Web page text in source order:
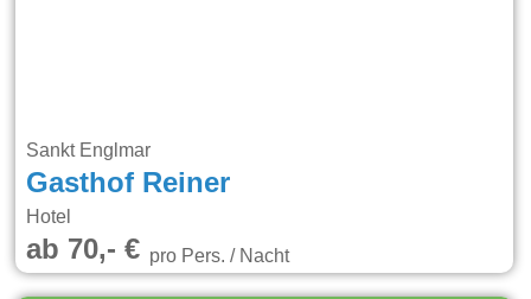
Sankt Englmar
Gasthof Reiner
Hotel
ab 70,- €pro Pers. / Nacht